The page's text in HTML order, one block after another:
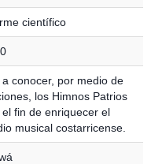
científico
a conocer, por medio de
los Himnos Patrios
el fin de enriquecer el
musical costarricense.